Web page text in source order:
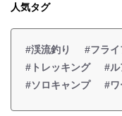
人気タグ
#渓流釣り #フラ
#トレッキング
#ル
#ソロキャンプ
#ワ